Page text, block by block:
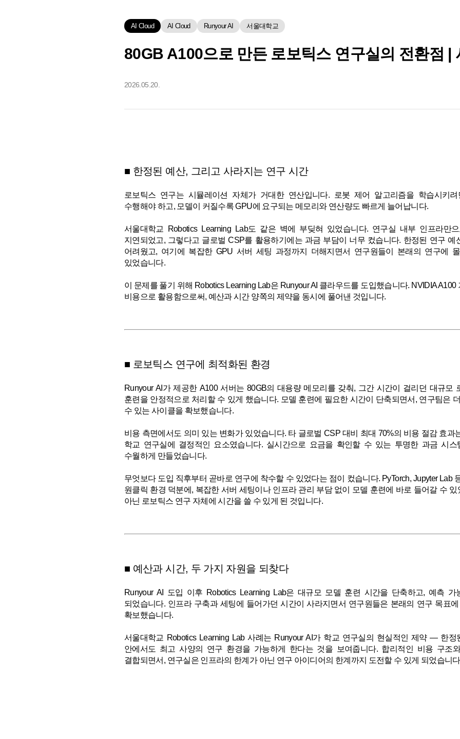
AI Cloud AI Cloud Runyour AI 서울대학교
80GB A100으로 만든 로보틱스 연구실의 전환점 |
2026.05.20.
■ 한정된 예산, 그리고 사라지는 연구 시간
로보틱스 연구는 시뮬레이션 자체가 거대한 연산입니다. 로봇 제어 알고리즘을 학습시키
수행해야 하고, 모델이 커질수록 GPU에 요구되는 메모리와 연산량도 빠르게 늘어납니다.
서울대학교 Robotics Learning Lab도 같은 벽에 부딪혀 있었습니다. 연구실 내부 인프라만
지연되었고, 그렇다고 글로벌 CSP를 활용하기에는 과금 부담이 너무 컸습니다. 한정된 연구 예
어려웠고, 여기에 복잡한 GPU 서버 세팅 과정까지 더해지면서 연구원들이 본래의 연구에
있었습니다.
이 문제를 풀기 위해 Robotics Learning Lab은 Runyour AI 클라우드를 도입했습니다. NVIDIA
비용으로 활용함으로써, 예산과 시간 양쪽의 제약을 동시에 풀어낸 것입니다.
■ 로보틱스 연구에 최적화된 환경
Runyour AI가 제공한 A100 서버는 80GB의 대용량 메모리를 갖춰, 그간 시간이 걸리던 대규모
훈련을 안정적으로 처리할 수 있게 했습니다. 모델 훈련에 필요한 시간이 단축되면서, 연구팀은
수 있는 사이클을 확보했습니다.
비용 측면에서도 의미 있는 변화가 있었습니다. 타 글로벌 CSP 대비 최대 70%의 비용 절감 효과
학교 연구실에 결정적인 요소였습니다. 실시간으로 요금을 확인할 수 있는 투명한 과금 시
수월하게 만들었습니다.
무엇보다 도입 직후부터 곧바로 연구에 착수할 수 있었다는 점이 컸습니다. PyTorch, Jupyter Lab
원클릭 환경 덕분에, 복잡한 서버 세팅이나 인프라 관리 부담 없이 모델 훈련에 바로 들어갈 수
아닌 로보틱스 연구 자체에 시간을 쓸 수 있게 된 것입니다.
■ 예산과 시간, 두 가지 자원을 되찾다
Runyour AI 도입 이후 Robotics Learning Lab은 대규모 모델 훈련 시간을 단축하고, 예측 가
되었습니다. 인프라 구축과 세팅에 들어가던 시간이 사라지면서 연구원들은 본래의 연구 목표
확보했습니다.
서울대학교 Robotics Learning Lab 사례는 Runyour AI가 학교 연구실의 현실적인 제약 — 한
안에서도 최고 사양의 연구 환경을 가능하게 한다는 것을 보여줍니다. 합리적인 비용 구조
결합되면서, 연구실은 인프라의 한계가 아닌 연구 아이디어의 한계까지 도전할 수 있게 되었습니